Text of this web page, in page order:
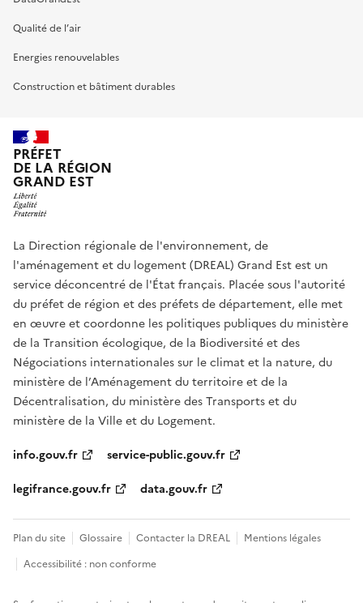
Qualité de l’air
Energies renouvelables
Construction et bâtiment durables
PRÉFET
DE LA RÉGION
GRAND EST
La Direction régionale de l'environnement, de
l'aménagement et du logement (DREAL) Grand Est est un
service déconcentré de l'État français. Placée sous l'autorité
du préfet de région et des préfets de département, elle met
en œuvre et coordonne les politiques publiques du ministère
de la Transition écologique, de la Biodiversité et des
Négociations internationales sur le climat et la nature, du
ministère de l’Aménagement du territoire et de la
Décentralisation, du ministère des Transports et du
ministère de la Ville et du Logement.
info.gouv.fr
service-public.gouv.fr
legifrance.gouv.fr
data.gouv.fr
Plan du site Glossaire Contacter la DREAL
Mentions légales
Accessibilité : non conforme